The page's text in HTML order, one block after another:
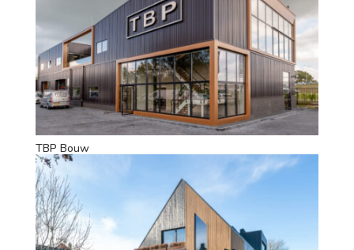
TBP Bouw